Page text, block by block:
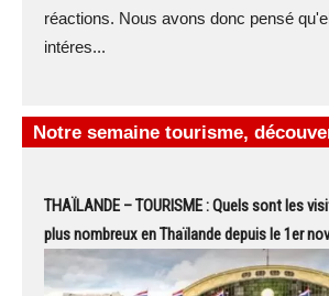
réactions. Nous avons donc pensé
intéres...
Notre semaine tourisme,
THAÏLANDE – TOURISME : Quels sont les
plus nombreux en Thaïlande depuis le 1er